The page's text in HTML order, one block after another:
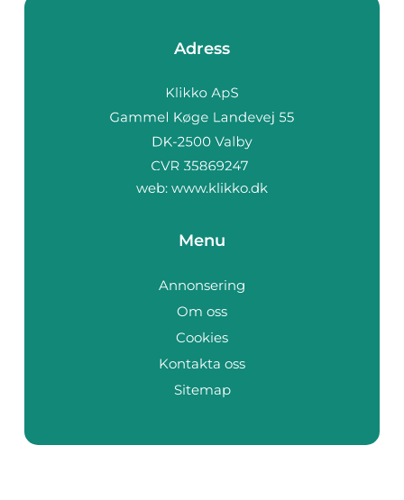
Adress
web: www.klikko.dk
Menu
Annonsering
Om oss
Cookies
Kontakta oss
Sitemap